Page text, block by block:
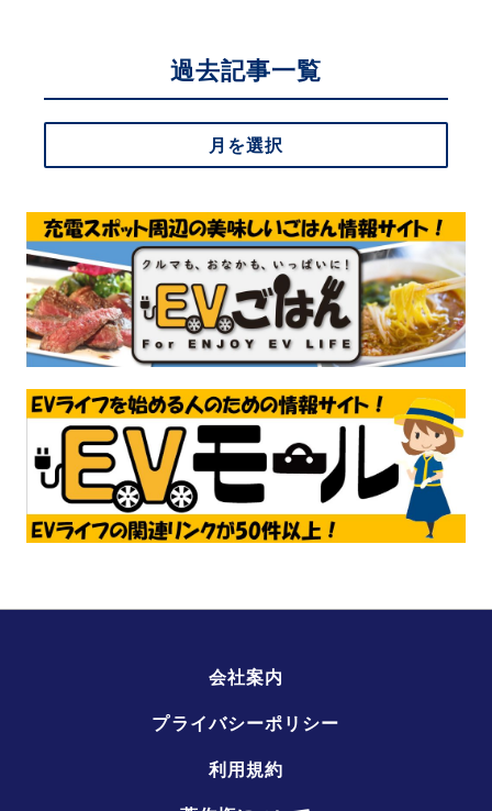
過去記事一覧
月を選択
会社案内
プライバシーポリシー
利用規約